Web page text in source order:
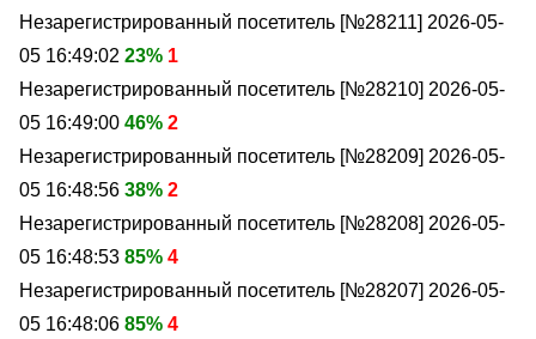
Незарегистрированный посетитель [№28211] 2026-05-
05 16:49:02 23% 1
Незарегистрированный посетитель [№28210] 2026-05-
05 16:49:00 46% 2
Незарегистрированный посетитель [№28209] 2026-05-
05 16:48:56 38% 2
Незарегистрированный посетитель [№28208] 2026-05-
05 16:48:53 85% 4
Незарегистрированный посетитель [№28207] 2026-05-
05 16:48:06 85% 4